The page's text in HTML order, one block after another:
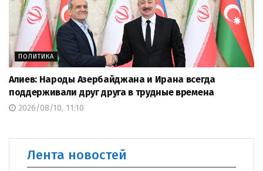
ПОЛИТИКА
Алиев: Народы Азербайджана и Ирана всегда
поддерживали друг друга в трудные времена
2026/08/10, 11:10
Лента новостей